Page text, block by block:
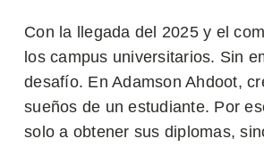
Con la llegada del 2025 y el
los campus universitarios. Sin
desafío. En Adamson Ahdoot,
sueños de un estudiante. Por
solo a obtener sus diplomas,